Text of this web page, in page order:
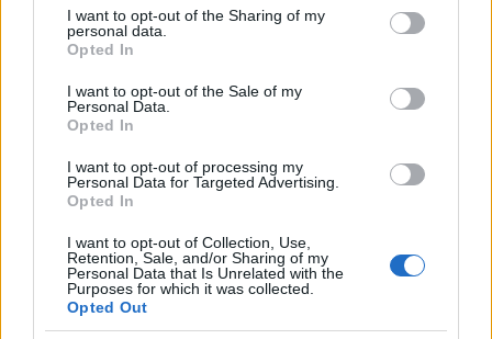
not limited to your visit or usage behaviour. You may click to
grant or deny consent to Google and its third-party tags to
use your data for below specified purposes in below Google
consent section.
I want to opt-out of the Sharing of my
personal data.
Opted In
I want to opt-out of the Sale of my
Personal Data.
Opted In
I want to opt-out of processing my
Personal Data for Targeted Advertising.
Opted In
I want to opt-out of Collection, Use,
Retention, Sale, and/or Sharing of my
Personal Data that Is Unrelated with the
Purposes for which it was collected.
Opted Out
A jegyek elővételben megvásárolhatóak a
Stúdió Színház jegypénztárában minden
kedden és csütörtökön 12-14 óra között,
vagy az előadás helyszínén, kezdés előtt egy
órával. Jegyfoglalás a 0265-260362 és 0745-
526959 telefonszámokon.
Színház Erdély